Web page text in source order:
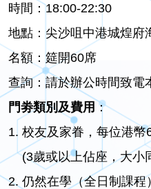
時間：18:00-22:30
地點：尖沙咀中港城煌府
名額：筵開60席
查詢：請於辦公時間致電
門劵類別及費用 ：
1. 校友及家眷，每位港幣
(3歲或以上佔座，大小
2. 仍然在學（全日制課程